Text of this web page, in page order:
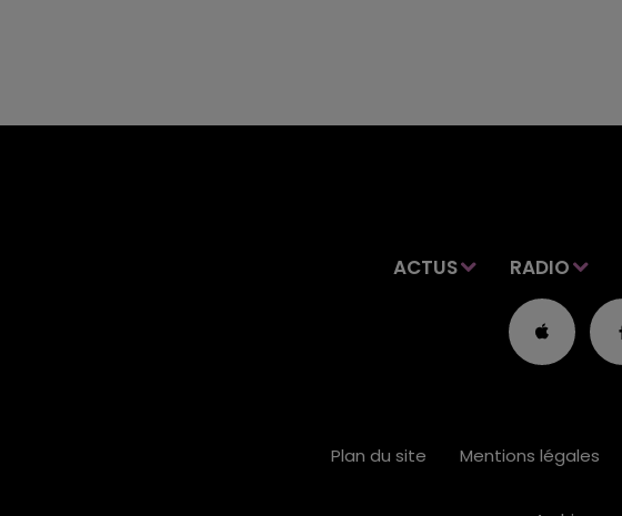
ACTUS RADIO
Plan du site Mentions légales